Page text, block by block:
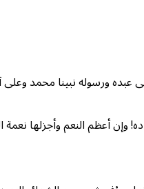
ورسوله نبينا محمد وعلى
وإن أعظم النعم وأجزلها